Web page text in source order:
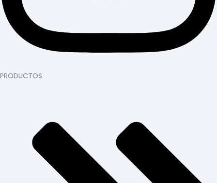
PRODUCTOS